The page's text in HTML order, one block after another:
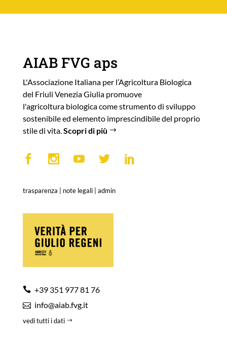
AIAB FVG aps
L'Associazione Italiana per l’Agricoltura Biologica
del Friuli Venezia Giulia promuove
l'agricoltura biologica come strumento di sviluppo
sostenibile ed elemento imprescindibile del proprio
stile di vita.Scopri di più
trasparenza note legali| admin
+39 351 977 81 76
info@aiab.fvg.it
vedi tutti i dati